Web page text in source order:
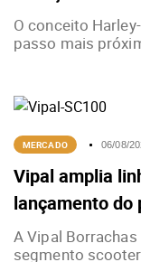
O conceito
passo mais
MERCADO 06/08/
Vipal amplia
lançamento do
A Vipal
segmento